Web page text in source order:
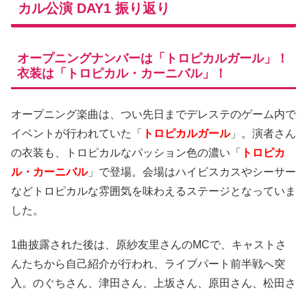
カル公演 DAY1 振り返り
オープニングナンバーは「トロピカルガール」！
衣装は「トロピカル・カーニバル」！
オープニング楽曲は、つい先日までデレステのゲーム内で
イベントが行われていた「
トロピカルガール」。演者さん
の衣装も、トロピカルなパッション色の濃い「
トロピカ
ル・カーニバル」で登場。会場はハイビスカスやシーサー
などトロピカルな雰囲気を味わえるステージとなっていま
した。
1曲披露された後は、原紗友里さんのMCで、キャストさ
んたちから自己紹介が行われ、ライブパート前半戦へ突
入。のぐちさん、津田さん、上坂さん、原田さん、松田さ